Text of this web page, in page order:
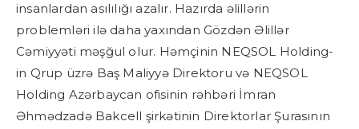
insanlardan asılılığı azalır. Hazırda əlillərin
problemləri ilə daha yaxından Gözdən Əlillər
Cəmiyyəti məşğul olur. Həmçinin NEQSOL Holding-
in Qrup üzrə Baş Maliyyə Direktoru və NEQSOL
Holding Azərbaycan ofisinin rəhbəri İmran
Əhmədzadə Bakcell şirkətinin Direktorlar Şurasının